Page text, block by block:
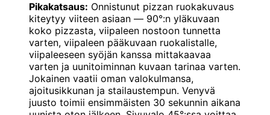
Pikakatsaus: Onnistunut pizzan ruokakuvaus
kiteytyy viiteen asiaan — 90°:n yläkuvaan
koko pizzasta, viipaleen nostoon tunnetta
varten, viipaleen pääkuvaan ruokalistalle,
viipaleeseen syöjän kanssa mittakaavaa
varten ja uunitoiminnan kuvaan tarinaa varten.
Jokainen vaatii oman valokulmansa,
ajoitusikkunan ja stailaustempun. Venyvä
juusto toimii ensimmäisten 30 sekunnin aikana